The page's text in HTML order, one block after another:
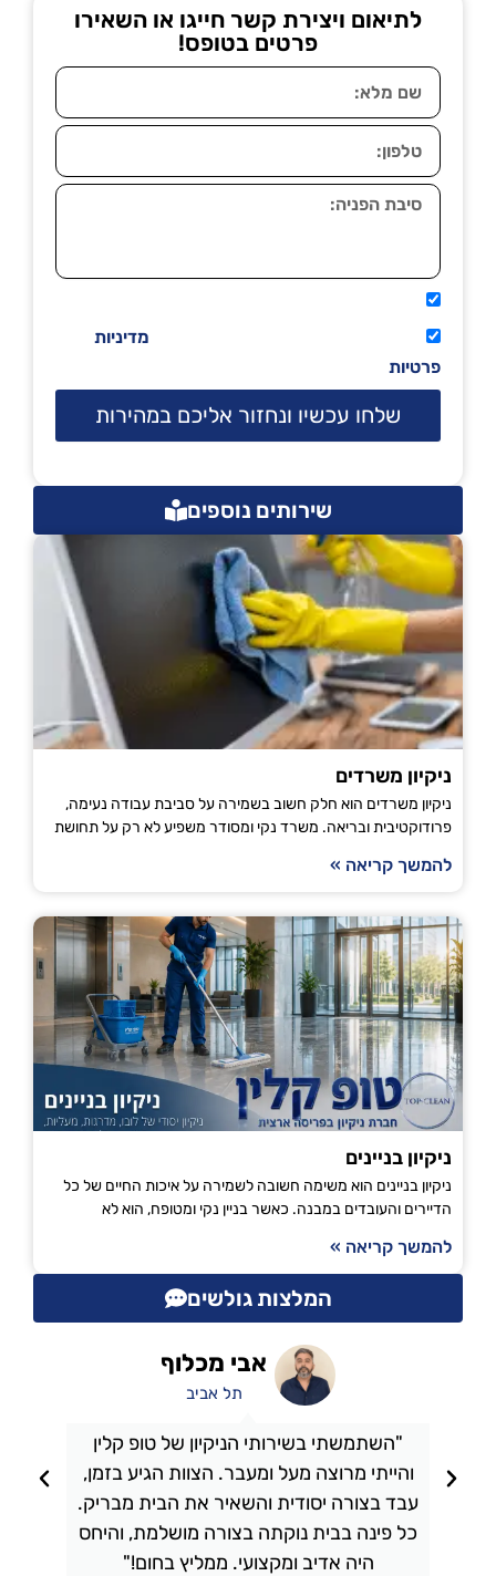
לתיאום ויצירת קשר חייגו או השאירו
פרטים בטופס!
מדיניות
פרטיות
שלחו עכשיו ונחזור אליכם במהירות
שירותים נוספים
ניקיון משרדים
ניקיון משרדים הוא חלק חשוב בשמירה על סביבת עבודה נעימה,
פרודוקטיבית ובריאה. משרד נקי ומסודר משפיע לא רק על תחושת
להמשך קריאה »
ניקיון בניינים
ניקיון בניינים הוא משימה חשובה לשמירה על איכות החיים של כל
הדיירים והעובדים במבנה. כאשר בניין נקי ומטופח, הוא לא
להמשך קריאה »
המלצות גולשים
"השתמשתי בשירותי הניקיון של טופ קלין
והייתי מרוצה מעל ומעבר. הצוות הגיע בזמן,
עבד בצורה יסודית והשאיר את הבית מבריק.
כל פינה בבית נוקתה בצורה מושלמת, והיחס
היה אדיב ומקצועי. ממליץ בחום!"
אבי מכלוף
תל אביב